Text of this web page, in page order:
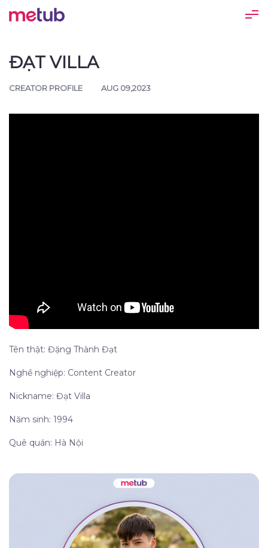
ĐẠT VILLA
CREATOR PROFILE AUG 09,2023
Tên thật: Đặng Thành Đạt
Nghề nghiệp: Content Creator
Nickname: Đạt Villa
Năm sinh: 1994
Quê quán: Hà Nội